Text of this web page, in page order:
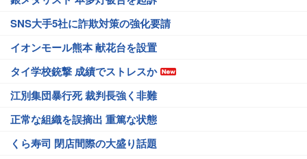
SNS大手5社に詐欺対策の強化要請
イオンモール熊本 献花台を設置
タイ学校銃撃 成績でストレスか
江別集団暴行死 裁判長強く非難
正常な組織を誤摘出 重篤な状態
くら寿司 閉店間際の大盛り話題